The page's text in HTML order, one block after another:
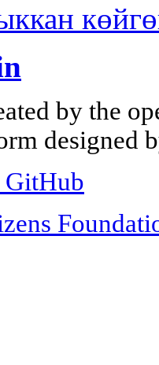
by the
designed
GitHub